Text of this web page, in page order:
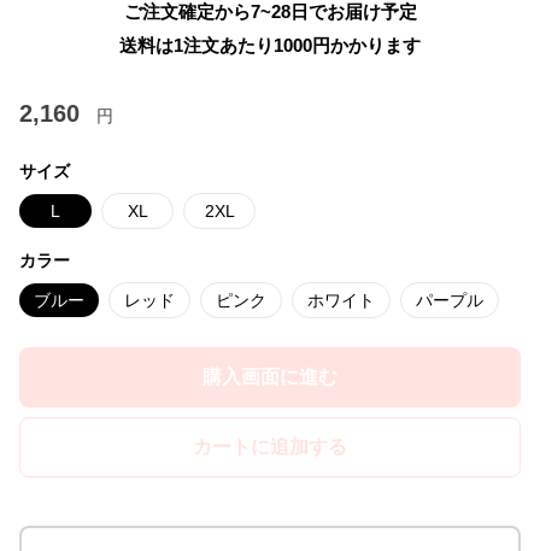
ご注文確定から7~28日でお届け予定
送料は1注文あたり 1000円かかります
2,160 円
サイズ
L XL 2XL
カラー
ブルー レッド ピンク ホワイト パープル
購入画面に進む
カートに追加する